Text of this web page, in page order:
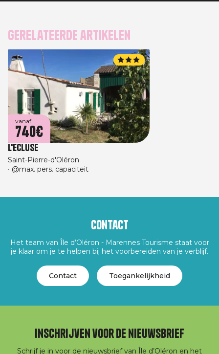
Gerelateerde artikelen
vanaf
740€
L'Écluse
Saint-Pierre-d'Oléron
@max. pers. capaciteit
Contact
Het team van Île d’Oléron - Marennes Tourisme staat voor
je klaar om je te helpen bij het voorbereiden van je verblijf.
Contact Toegankelijkheid
Inschrijven voor de nieuwsbrief
Schrijf je in voor de nieuwsbrief van Île d’Oléron en het